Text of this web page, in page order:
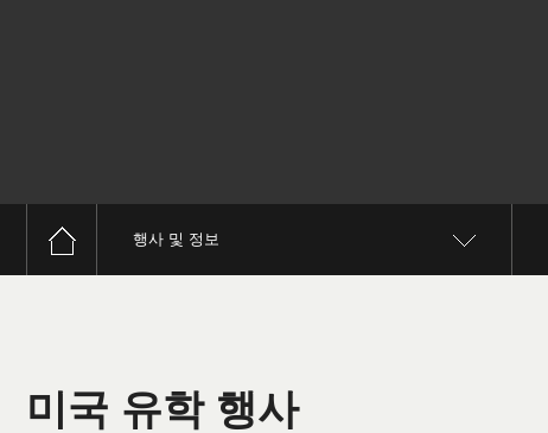
행사 및 정보
미국 유학 행사